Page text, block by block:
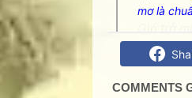
mơ là
COMMENTS